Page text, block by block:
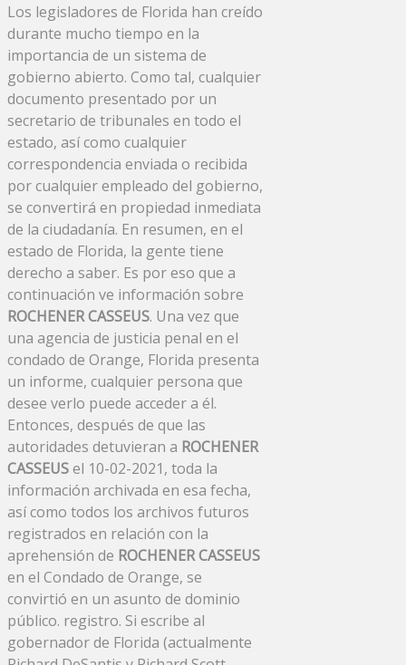
Los legisladores de Florida han creído
durante mucho tiempo en la
importancia de un sistema de
gobierno abierto. Como tal, cualquier
documento presentado por un
secretario de tribunales en todo el
estado, así como cualquier
correspondencia enviada o recibida
por cualquier empleado del gobierno,
se convertirá en propiedad inmediata
de la ciudadanía. En resumen, en el
estado de Florida, la gente tiene
derecho a saber. Es por eso que a
continuación ve información sobre
ROCHENER CASSEUS. Una vez que
una agencia de justicia penal en el
condado de Orange, Florida presenta
un informe, cualquier persona que
desee verlo puede acceder a él.
Entonces, después de que las
autoridades detuvieran a ROCHENER
CASSEUSel 10-02-2021, toda la
información archivada en esa fecha,
así como todos los archivos futuros
registrados en relación con la
aprehensión de ROCHENER CASSEUS
en el Condado de Orange, se
convirtió en un asunto de dominio
público. registro. Si escribe al
gobernador de Florida (actualmente